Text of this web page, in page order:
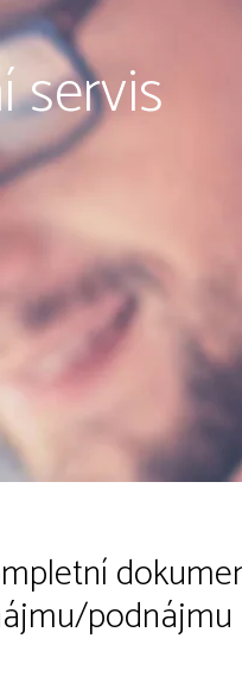
servis